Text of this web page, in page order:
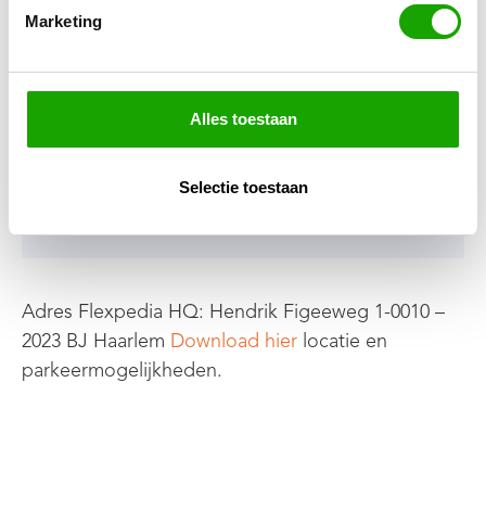
Marketing
Alles toestaan
Selectie toestaan
nov. 2026
Flexpedia HQ
10:30 - 15:00 uur
Adres Flexpedia HQ: Hendrik Figeeweg 1-0010 –
2023 BJ Haarlem Download hier locatie en
parkeermogelijkheden.